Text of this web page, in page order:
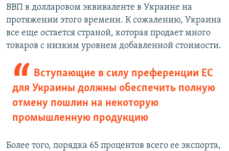
ВВП в долларовом эквиваленте в Украине на
протяжении этого времени. К сожалению, Украина
все еще остается страной, которая продает много
товаров с низким уровнем добавленной стоимости.
Вступающие в силу преференции ЕС
для Украины должны обеспечить полную
отмену пошлин на некоторую
промышленную продукцию
Более того, порядка 65 процентов всего ее экспорта,